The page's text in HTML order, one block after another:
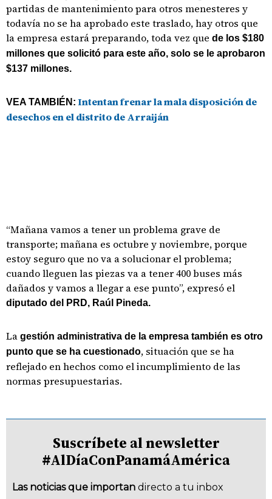
partidas de mantenimiento para otros menesteres y
todavía no se ha aprobado este traslado, hay otros que
la empresa estará preparando, toda vez que de los $180
millones que solicitó para este año, solo se le aprobaron
$137 millones.
VEA TAMBIÉN: Intentan frenar la mala disposición de
desechos en el distrito de Arraiján
“Mañana vamos a tener un problema grave de
transporte; mañana es octubre y noviembre, porque
estoy seguro que no va a solucionar el problema;
cuando lleguen las piezas va a tener 400 buses más
dañados y vamos a llegar a ese punto”, expresó el
diputado del PRD, Raúl Pineda.
La gestión administrativa de la empresa también es otro
punto que se ha cuestionado, situación que se ha
reflejado en hechos como el incumplimiento de las
normas presupuestarias.
Suscríbete al newsletter
#AlDíaConPanamáAmérica
Las noticias que importan directo a tu inbox